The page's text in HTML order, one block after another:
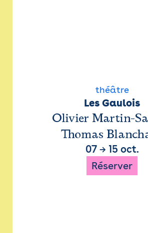
théâtre
Les Gaulois
Olivier Martin-
Thomas
07→ 15 oct.
Réserver